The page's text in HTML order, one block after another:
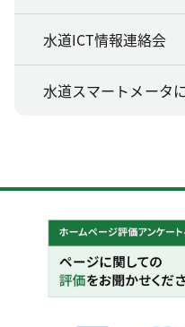
水道ICT情報連絡会
水道スマートメータ